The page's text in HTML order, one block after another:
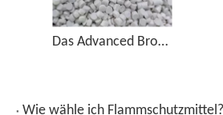
Das Advanced Brom Antimon Ersatzmittel Master -Stapel für eine verbesserte Brandsicherheit - XT -30m
Wie wähle ich Flammschutzmittel?